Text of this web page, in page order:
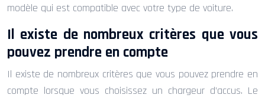
modèle qui est compatible avec votre type de voiture.
Il existe de nombreux critères que vous
pouvez prendre en compte
Il existe de nombreux critères que vous pouvez prendre en
compte lorsque vous choisissez un chargeur d’accus. Le